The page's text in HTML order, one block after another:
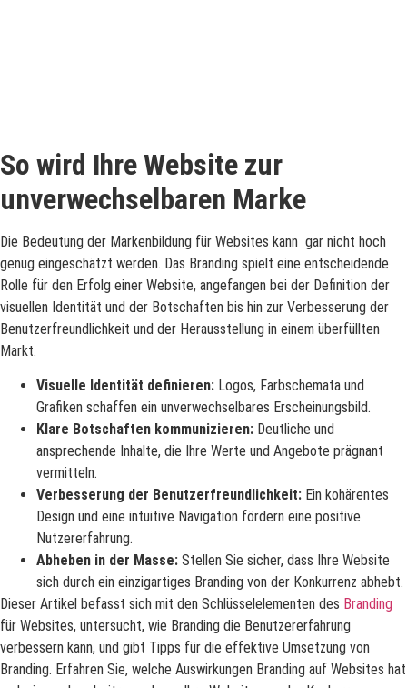
So wird Ihre Website zur
unverwechselbaren Marke
Die Bedeutung der Markenbildung für Websites kann gar nicht hoch
genug eingeschätzt werden. Das Branding spielt eine entscheidende
Rolle für den Erfolg einer Website, angefangen bei der Definition der
visuellen Identität und der Botschaften bis hin zur Verbesserung der
Benutzerfreundlichkeit und der Herausstellung in einem überfüllten
Markt.
Visuelle Identität definieren: Logos, Farbschemata und
Grafiken schaffen ein unverwechselbares Erscheinungsbild.
Klare Botschaften kommunizieren: Deutliche und
ansprechende Inhalte, die Ihre Werte und Angebote prägnant
vermitteln.
Verbesserung der Benutzerfreundlichkeit: Ein kohärentes
Design und eine intuitive Navigation fördern eine positive
Nutzererfahrung.
Abheben in der Masse: Stellen Sie sicher, dass Ihre Website
sich durch ein einzigartiges Branding von der Konkurrenz abhebt.
Dieser Artikel befasst sich mit den Schlüsselelementen des Branding
für Websites, untersucht, wie Branding die Benutzererfahrung
verbessern kann, und gibt Tipps für die effektive Umsetzung von
Branding. Erfahren Sie, welche Auswirkungen Branding auf Websites hat